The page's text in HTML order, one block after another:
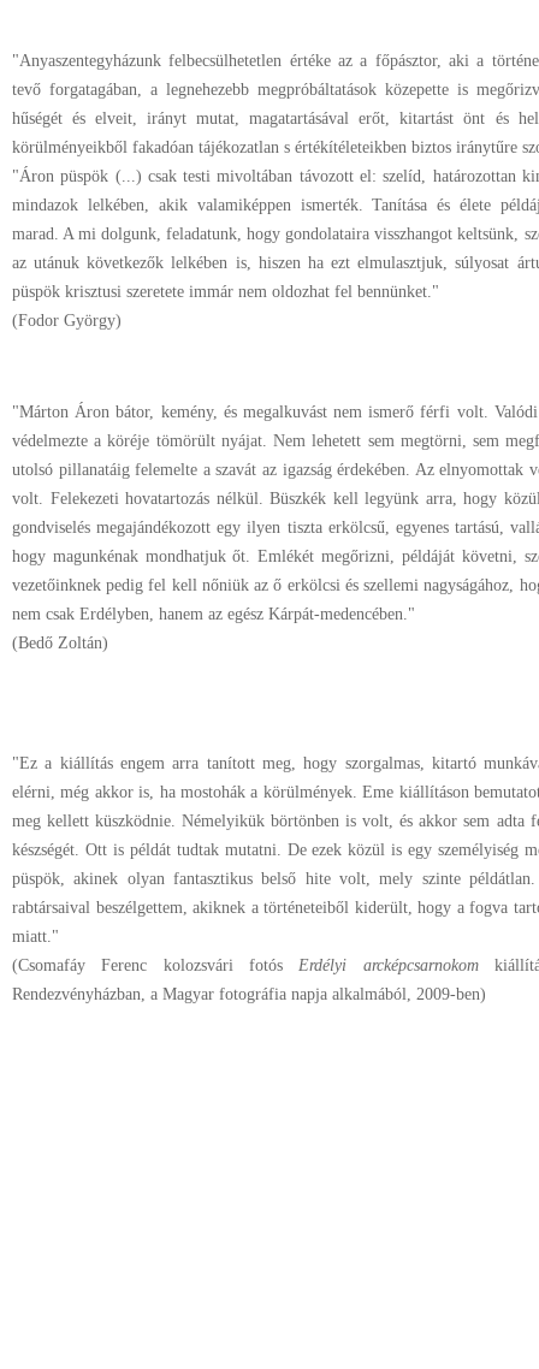
"Anyaszentegyházunk felbecsülhetetlen értéke az a főpásztor, aki a
tevő forgatagában, a legnehezebb meg­pró­bál­tatások közepette is
hűségét és elveit, irányt mutat, ma­ga­tar­tásával erőt, kitartást önt és
körülményeikből fakadóan tá­jé­ko­zat­lan s értékítéleteikben biztos iránytűre
"Áron püspök (...) csak testi mivoltában távozott el: szelíd, határozottan
mindazok lelkében, akik valamiképpen ismerték. Tanítása és élete
marad. A mi dolgunk, feladatunk, hogy gondolataira visszhangot keltsünk,
az utánuk következők lelkében is, hiszen ha ezt elmulasztjuk, súlyosat
püspök krisztusi szeretete immár nem oldozhat fel bennünket."
(Fodor György)
"Márton Áron bátor, kemény, és megalkuvást nem ismerő férfi volt.
védelmezte a köréje tömörült nyájat. Nem lehetett sem megtörni, sem
utolsó pillanatáig felemelte a szavát az igazság érdekében. Az elnyomottak
volt. Felekezeti hovatartozás nélkül. Büszkék kell legyünk arra, hogy
gondviselés megajándékozott egy ilyen tiszta erkölcsű, egyenes tartású,
hogy magunkénak mondhatjuk őt. Emlékét megőrizni, példáját követni,
vezetőinknek pedig fel kell nőniük az ő erkölcsi és szellemi nagyságához,
nem csak Erdélyben, hanem az egész Kárpát-medencében."
(Bedő Zoltán)
"Ez a kiállítás engem arra tanított meg, hogy szorgalmas, kitartó
elérni, még akkor is, ha mostohák a körülmények. Eme kiállításon
meg kellett küszködnie. Némelyikük börtönben is volt, és akkor sem adta
készségét. Ott is példát tudtak mutatni. De ezek közül is egy személyiség
püspök, akinek olyan fantasztikus belső hite volt, mely szinte
rabtársaival beszélgettem, akiknek a történeteiből kiderült, hogy a fogva
miatt."
(Csomafáy Ferenc kolozsvári fotósErdélyi arcképcsarnokom
Rendezvényházban, a Magyar fotográfia napja alkalmából, 2009-ben)